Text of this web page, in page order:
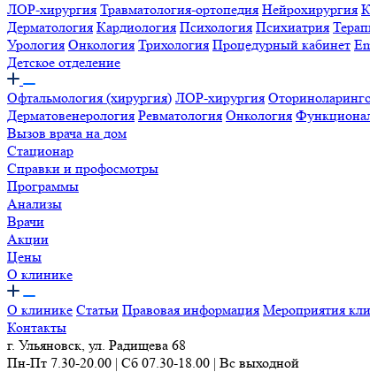
ЛОР-хирургия Травматология-ортопедия Нейрохирургия
Дерматология Кардиология Психология Психиатрия
Урология Онкология Трихология Процедурный кабинет
Детское отделение
Офтальмология (хирургия) ЛОР-хирургия
Дерматовенерология Ревматология Онкология
Вызов врача на дом
Стационар
Справки и профосмотры
Программы
Анализы
Врачи
Акции
Цены
О клинике
О клинике Статьи Правовая информация Мероприятия
Контакты
г. Ульяновск, ул. Радищева 68
Пн-Пт 7.30-20.00 | Сб 07.30-18.00 | Вс выходной